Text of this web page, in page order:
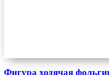
Фигура ходячая